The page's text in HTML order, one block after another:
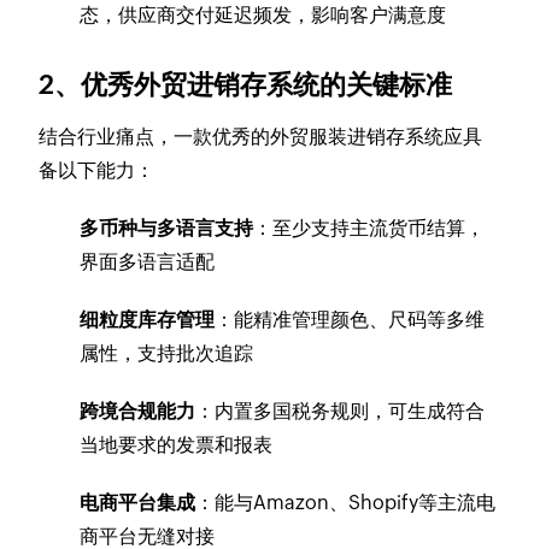
态，供应商交付延迟频发，影响客户满意度
2、优秀外贸进销存系统的关键标准
结合行业痛点，一款优秀的外贸服装进销存系统应具
备以下能力：
多币种与多语言支持：至少支持主流货币结算，
界面多语言适配
细粒度库存管理 ：能精准管理颜色、尺码等多维
属性，支持批次追踪
跨境合规能力 ：内置多国税务规则，可生成符合
当地要求的发票和报表
电商平台集成 ：能与Amazon、Shopify等主流电
商平台无缝对接